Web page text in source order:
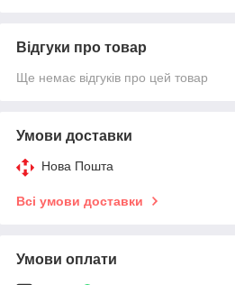
Відгуки про товар
Ще немає відгуків про цей товар
Умови доставки
Нова Пошта
Всі умови доставки
Умови оплати